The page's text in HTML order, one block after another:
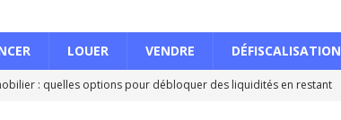
LOUER VENDRE DÉFISCALISATION
: quelles options pour débloquer des liquidités en restant